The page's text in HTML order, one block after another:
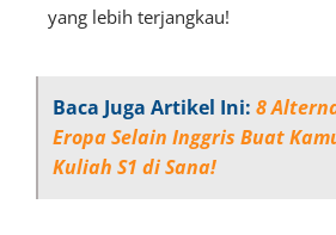
yang lebih terjangkau!
Baca Juga Artikel Ini: 8
Eropa Selain Inggris Buat
Kuliah S1 di Sana!